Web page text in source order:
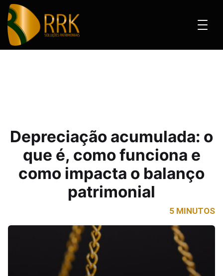
Depreciação acumulada: o
que é, como funciona e
como impacta o balanço
patrimonial
5 MINUTOS